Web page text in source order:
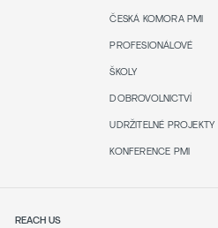
ČESKÁ KOMORA PMI
PROFESIONÁLOVÉ
ŠKOLY
DOBROVOLNICTVÍ
UDRŽITELNÉ PROJEKTY
KONFERENCE PMI
REACH US